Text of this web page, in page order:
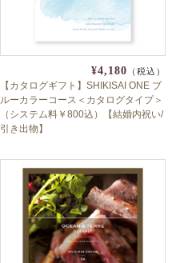
¥4,180 （税込）
【カタログギフト】SHIKISAI ONE ブ
ルーカラーコース＜カタログタイプ＞
（システム料￥800込）【結婚内祝い/
引き出物】